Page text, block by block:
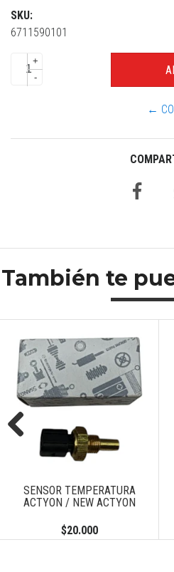
SKU:
6711590101
+
-
←
También te
SENSOR TEMPERATURA
ACTYON / NEW ACTYON
$20.000
Previous